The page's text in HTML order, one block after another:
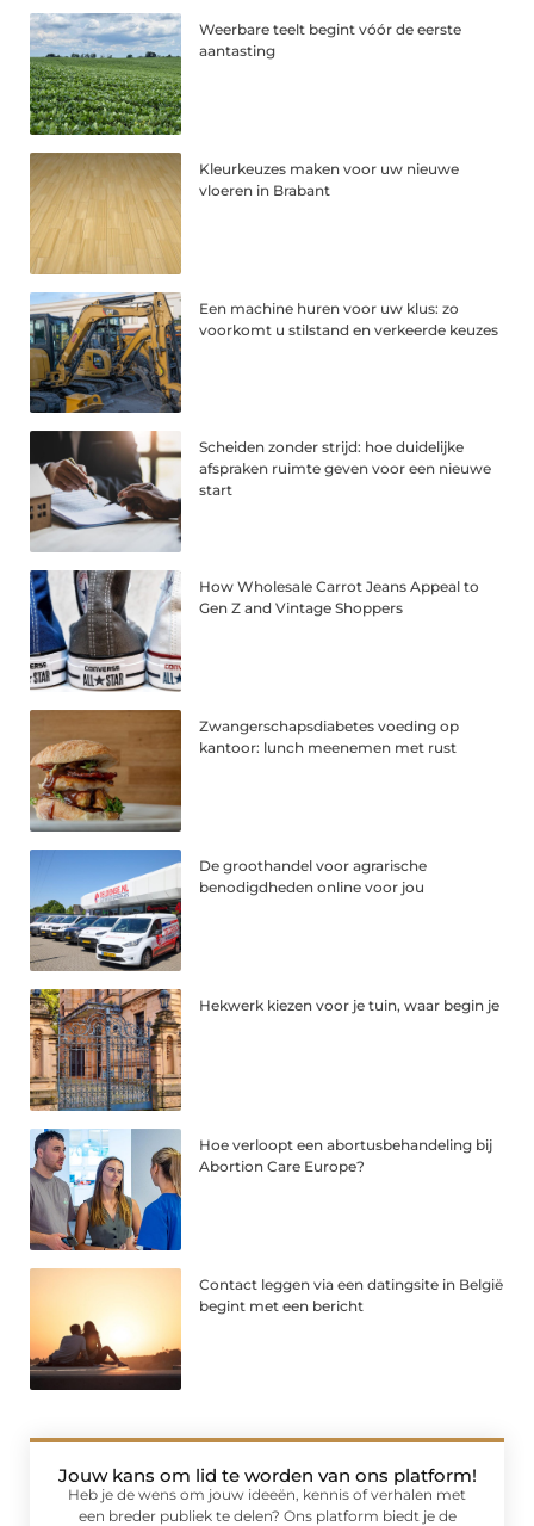
Weerbare teelt begint vóór de eerste
aantasting
Kleurkeuzes maken voor uw nieuwe
vloeren in Brabant
Een machine huren voor uw klus: zo
voorkomt u stilstand en verkeerde keuzes
Scheiden zonder strijd: hoe duidelijke
afspraken ruimte geven voor een nieuwe
start
How Wholesale Carrot Jeans Appeal to
Gen Z and Vintage Shoppers
Zwangerschapsdiabetes voeding op
kantoor: lunch meenemen met rust
De groothandel voor agrarische
benodigdheden online voor jou
Hekwerk kiezen voor je tuin, waar begin je
Hoe verloopt een abortusbehandeling bij
Abortion Care Europe?
Contact leggen via een datingsite in België
begint met een bericht
Jouw kans om lid te worden van ons platform!
Heb je de wens om jouw ideeën, kennis of verhalen met
een breder publiek te delen? Ons platform biedt je de